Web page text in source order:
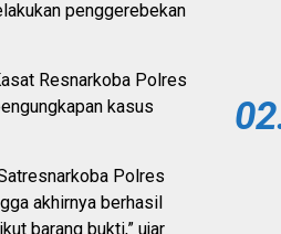
penggerebekan
Resnarkoba Polres
kasus
Polres
akhirnya berhasil
barang bukti,” ujar